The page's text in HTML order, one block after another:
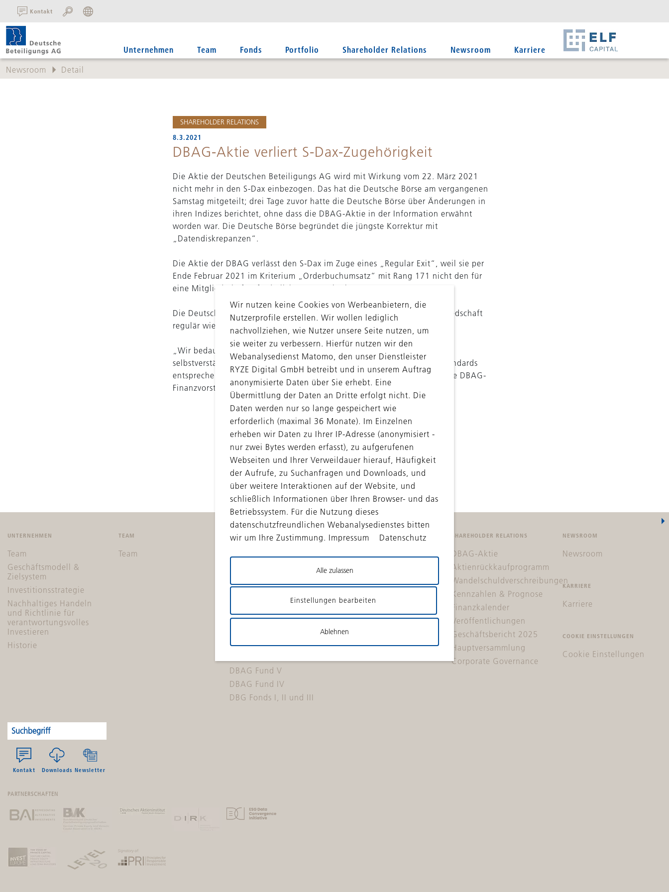
SUCHE:
Kontakt
Unternehmen Team Fonds Portfolio Shareholder Relations Newsroom Karriere
Newsroom Detail
SHAREHOLDER RELATIONS
8.3.2021
DBAG-Aktie verliert S-Dax-Zugehörigkeit
Die Aktie der Deutschen Beteiligungs AG wird mit Wirkung vom 22. März 2021
nicht mehr in den S-Dax einbezogen. Das hat die Deutsche Börse am vergangenen
Samstag mitgeteilt; drei Tage zuvor hatte die Deutsche Börse über Änderungen in
ihren Indizes berichtet, ohne dass die DBAG-Aktie in der Information erwähnt
worden war. Die Deutsche Börse begründet die jüngste Korrektur mit
„Datendiskrepanzen“.
Die Aktie der DBAG verlässt den S-Dax im Zuge eines „Regular Exit“, weil sie per
Ende Februar 2021 im Kriterium „Orderbuchumsatz“ mit Rang 171 nicht den für
eine Mitgliedschaft erforderlichen Rang einnimmt.
Die Deutsche Börse überprüft die Voraussetzungen für eine S-Dax-Mitgliedschaft
regulär wieder Anfang September.
„Wir bedauern das Ausscheiden aus dem S-Dax, es ist für uns aber
selbstverständlich, dass wir weiterhin allen Anforderungen des Prime Standards
entsprechen, der die höchsten Transparenzstandards setzt“, kommentierte DBAG-
Finanzvorstand Susanne Zeidler die Nachricht.
UNTERNEHMEN
Team
Geschäftsmodell &
Zielsystem
Investitionsstrategie
Nachhaltiges Handeln
und Richtlinie für
verantwortungsvolles
Investieren
Historie
TEAM
Team
FONDS
DBAG Fund VIII
DBAG Fund VII
DBAG Fund VI
DBAG Fund V
DBAG Fund IV
DBG Fonds I, II und III
PORTFOLIO
Erfolgsgeschichten
SHAREHOLDER RELATIONS
DBAG-Aktie
Aktienrückkaufprogramm
Wandelschuldverschreibungen
Kennzahlen & Prognose
Finanzkalender
Veröffentlichungen
Geschäftsbericht 2025
Hauptversammlung
Corporate Governance
NEWSROOM
Newsroom
KARRIERE
Karriere
COOKIE EINSTELLUNGEN
Cookie Einstellungen
Kontakt Downloads Newsletter
PARTNERSCHAFTEN
Wir nutzen keine Cookies von Werbeanbietern, die
Nutzerprofile erstellen. Wir wollen lediglich
nachvollziehen, wie Nutzer unsere Seite nutzen, um
sie weiter zu verbessern. Hierfür nutzen wir den
Webanalysedienst Matomo, den unser Dienstleister
RYZE Digital GmbH betreibt und in unserem Auftrag
anonymisierte Daten über Sie erhebt. Eine
Übermittlung der Daten an Dritte erfolgt nicht. Die
Daten werden nur so lange gespeichert wie
erforderlich (maximal 36 Monate). Im Einzelnen
erheben wir Daten zu Ihrer IP-Adresse (anonymisiert -
nur zwei Bytes werden erfasst), zu aufgerufenen
Webseiten und Ihrer Verweildauer hierauf, Häufigkeit
der Aufrufe, zu Suchanfragen und Downloads, und
über weitere Interaktionen auf der Website, und
schließlich Informationen über Ihren Browser- und das
Betriebssystem. Für die Nutzung dieses
datenschutzfreundlichen Webanalysedienstes bitten
wir um Ihre Zustimmung. Impressum Datenschutz
Einstellungen bearbeiten
Ablehnen
Alle zulassen